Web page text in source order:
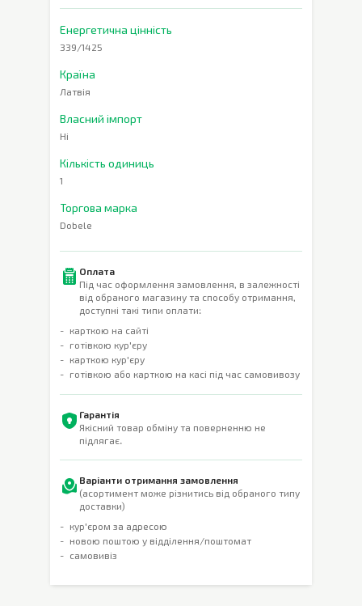
Енергетична цінність
339/1425
Країна
Латвія
Власний імпорт
Ні
Кількість одиниць
1
Торгова марка
Dobele
Оплата
Під час оформлення замовлення, в залежності
від обраного магазину та способу отримання,
доступні такі типи оплати:
карткою на сайті
готівкою кур'єру
карткою кур'єру
готівкою або карткою на касі під час самовивозу
Гарантія
Якісний товар обміну та поверненню не
підлягає.
Варіанти отримання замовлення
(асортимент може різнитись від обраного типу
доставки)
кур'єром за адресою
новою поштою у відділення/поштомат
самовивіз